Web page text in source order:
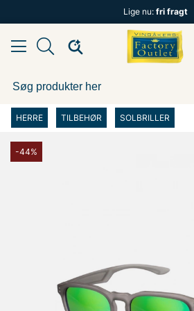
Lige nu: fri fragt
HERRE TILBEHØR SOLBRILLER
-44%